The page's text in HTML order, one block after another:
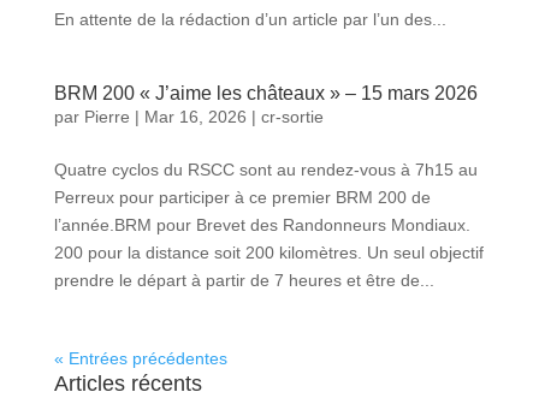
En attente de la rédaction d’un article par l’un des...
BRM 200 « J’aime les châteaux » – 15 mars 2026
par Pierre | Mar 16, 2026 | cr-sortie
Quatre cyclos du RSCC sont au rendez-vous à 7h15 au
Perreux pour participer à ce premier BRM 200 de
l’année.BRM pour Brevet des Randonneurs Mondiaux.
200 pour la distance soit 200 kilomètres. Un seul objectif
prendre le départ à partir de 7 heures et être de...
« Entrées précédentes
Articles récents